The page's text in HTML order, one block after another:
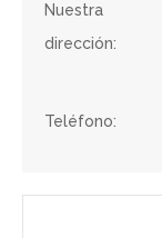
Nuestra
dirección:
Teléfono: